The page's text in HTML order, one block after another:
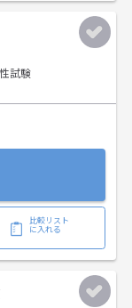
試験
比較リスト
に入れる